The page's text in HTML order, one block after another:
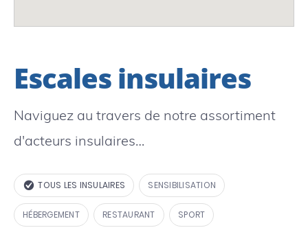
Escales insulaires
Naviguez au travers de notre assortiment
d'acteurs insulaires…
TOUS LES INSULAIRES SENSIBILISATION
HÉBERGEMENT RESTAURANT SPORT